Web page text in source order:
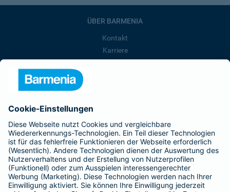
ÜBER BARMENIA
Kontakt
Karriere
Barmenia ist Teil der BarmeniaGothaer
BELIEBTE SEITEN
Kranken-Zusatzversicherung
Tierversicherungen
Haftpflichtversicherung
Hausratversicherung